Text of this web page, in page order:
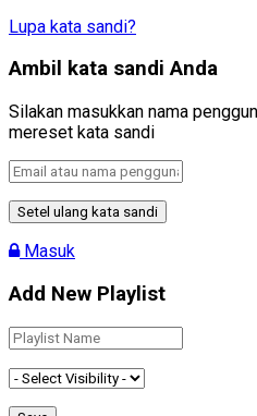
Lupa kata sandi?
Ambil kata sandi Anda
Silakan masukkan nama
mereset kata sandi
Masuk
Add New Playlist